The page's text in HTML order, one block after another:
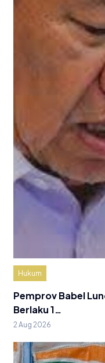
Hukum
Pemprov Babel
Berlaku 1…
2 Aug 2026